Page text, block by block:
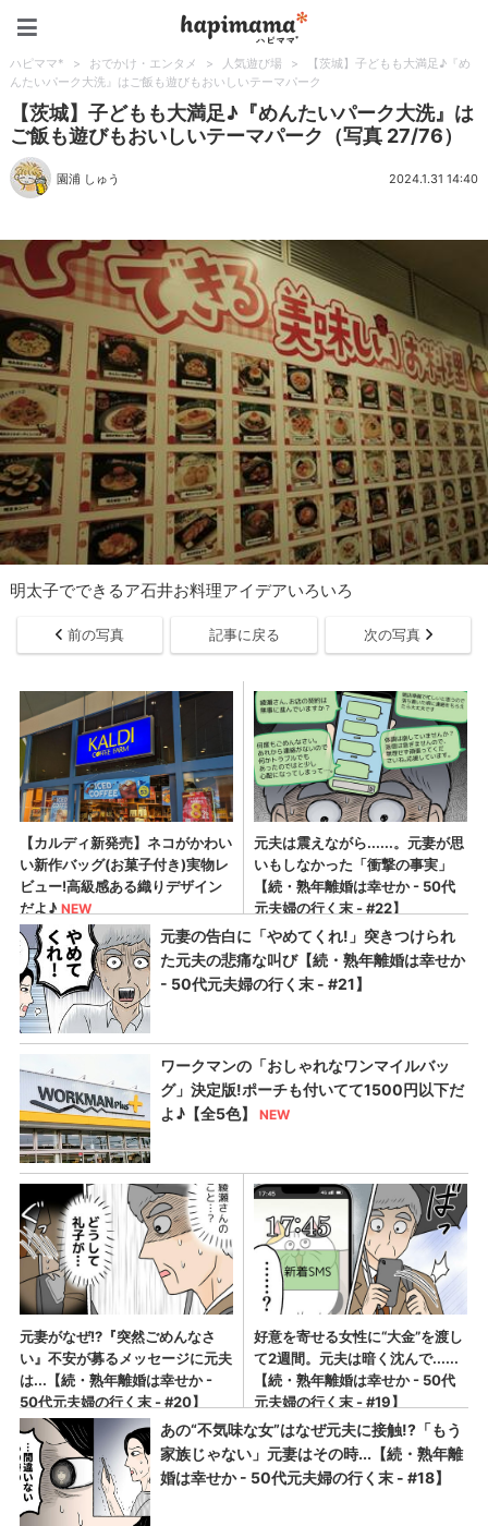
ハピママ* > おでかけ・エンタメ > 人気遊び場 >
【茨城】子どもも大満足♪『め
んたいパーク大洗』はご飯も遊びもおいしいテーマパーク
【茨城】子どもも大満足♪『めんたいパーク大洗』は
ご飯も遊びもおいしいテーマパーク（写真 27/76）
園浦 しゅう 2024.1.31 14:40
明太子でできるア石井お料理アイデアいろいろ
前の写真 記事に戻る 次の写真